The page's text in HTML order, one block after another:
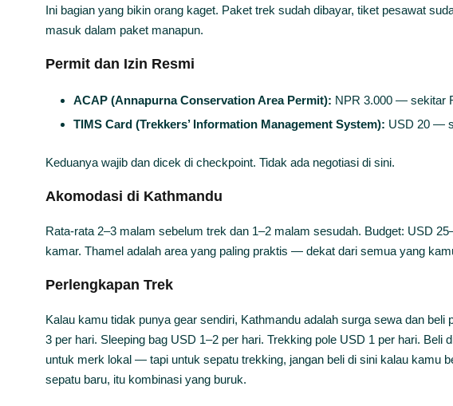
Ini bagian yang bikin orang kaget. Paket trek sudah dibayar, tiket pesawat
masuk dalam paket manapun.
Permit dan Izin Resmi
ACAP (Annapurna Conservation Area Permit): NPR 3.000 — sekitar
TIMS Card (Trekkers’ Information Management System): USD 20 —
Keduanya wajib dan dicek di checkpoint. Tidak ada negotiasi di sini.
Akomodasi di Kathmandu
Rata-rata 2–3 malam sebelum trek dan 1–2 malam sesudah. Budget: USD
kamar. Thamel adalah area yang paling praktis — dekat dari semua yang
Perlengkapan Trek
Kalau kamu tidak punya gear sendiri, Kathmandu adalah surga sewa dan
3 per hari. Sleeping bag USD 1–2 per hari. Trekking pole USD 1 per hari. Beli
untuk merk lokal — tapi untuk sepatu trekking, jangan beli di sini kalau kamu
sepatu baru, itu kombinasi yang buruk.